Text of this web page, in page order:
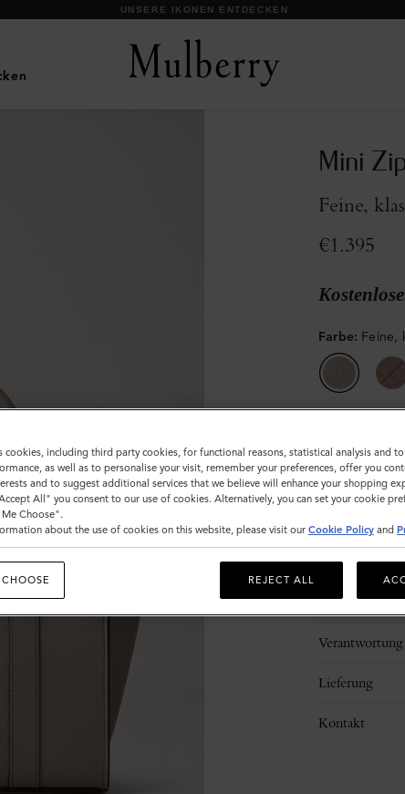
UNSERE IKONEN ENTDECKEN
Mini
Feine,
€1.395
Farbe: Feine,
Beschreibung
Details
Verantwortung
Lieferung
Kontakt
cookies, including third party cookies, for functional reasons, statistical analysis and
as well as to personalise your visit, remember your preferences, offer you
and to suggest additional services that we believe will enhance your shopping
All" you consent to our use of cookies. Alternatively, you can set your cookie
Choose".
about the use of cookies on this website, please visit our Cookie Policy and
REJECT ALL